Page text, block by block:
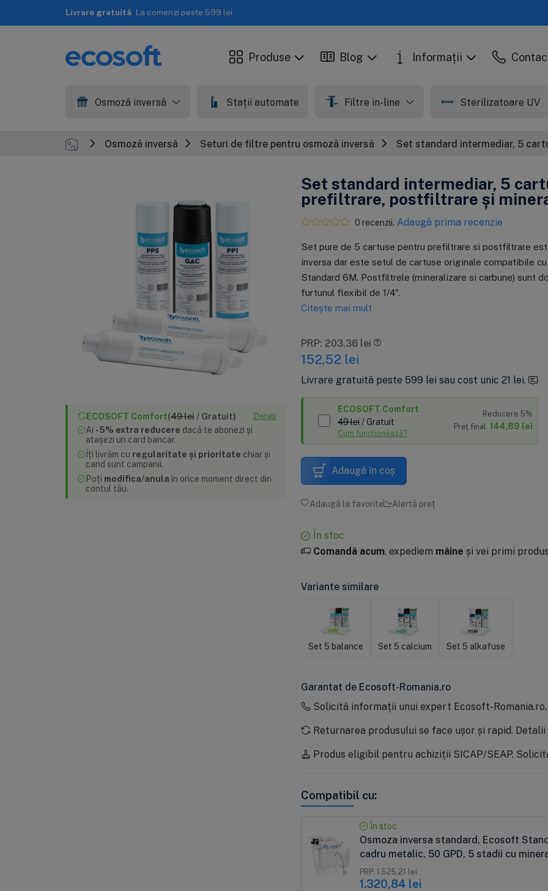
Livrare rapidă A doua zi lucrătoare
Produse Blog Informații
Osmoză inversă
Set balance, 5
cartuse pentru
osmoza inversa
standard, pre si
Stații automate Filtre in-line
Cartus din
carbune activat
granular, Ecosoft
CHV2510, pentru
Sterilizatoare UV
Osmoză inversă Seturi de filtre pentru osmoză inversă Set standard intermediar, 5
ECOSOFT Comfort(49 lei/ Gratuit) Detalii
Ai -5% extra reducere dacă te abonezi și
atașezi un card bancar.
Îți livrăm cu regularitate și prioritate chiar și
cand sunt campanii.
Poți modifica/anula în orice moment direct din
contul tău.
Set standard intermediar, 5
prefiltrare, postfiltrare și
0 recenzii. Adaugă prima recenzie
Set pure de 5 cartuse pentru prefiltrare si postfiltrare
inversa dar este setul de cartuse originale compatibile cu
Standard 6M. Postfiltrele (mineralizare si carbune) sunt
furtunul flexibil de 1/4″.
Citește mai mult
PRP: 203,36 lei
152,52 lei
Livrare gratuită peste 599 lei sau cost unic 21 lei.
ECOSOFT Comfort
49 lei/ Gratuit
Cum funcționează?
Reducere 5%
Preț final 144,89 lei
Adaugă în coș
Adaugă la favorite Alertă preț
În stoc
Comandă acum, expediem mâine și vei primi
Variante similare
Set 5 balance Set 5 calcium Set 5 alkafuse
Garantat de Ecosoft-Romania.ro
Solicită informații unui expert Ecosoft-Romania.ro.
Returnarea produsului se face ușor și rapid.
Produs eligibil pentru achiziții SICAP/SEAP.
Compatibil cu:
În stoc
Osmoza inversa standard, Ecosoft
cadru metalic, 50 GPD, 5 stadii cu
PRP: 1.525,21 lei
1.320,84 lei